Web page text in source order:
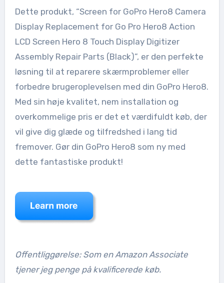
Dette produkt, “Screen for GoPro Hero8 Camera
Display Replacement for Go Pro Hero8 Action
LCD Screen Hero 8 Touch Display Digitizer
Assembly Repair Parts (Black)”, er den perfekte
løsning til at reparere skærmproblemer eller
forbedre brugeroplevelsen med din GoPro Hero8.
Med sin høje kvalitet, nem installation og
overkommelige pris er det et værdifuldt køb, der
vil give dig glæde og tilfredshed i lang tid
fremover. Gør din GoPro Hero8 som ny med
dette fantastiske produkt!
Offentliggørelse: Som en Amazon Associate
tjener jeg penge på kvalificerede køb.